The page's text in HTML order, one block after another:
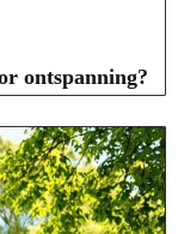
ontspanning?